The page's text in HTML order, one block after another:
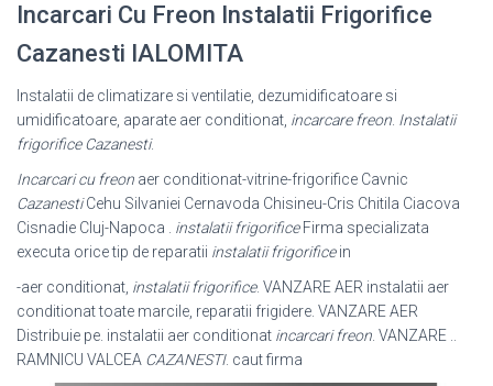
Incarcari Cu Freon Instalatii Frigorifice
Cazanesti IALOMITA
Instalatii de climatizare si ventilatie, dezumidificatoare si
umidificatoare, aparate aer conditionat, incarcare freon. Instalatii
frigorifice Cazanesti.
Incarcari cu freon aer conditionat-vitrine-frigorifice Cavnic
CazanestiCehu Silvaniei Cernavoda Chisineu-Cris Chitila Ciacova
Cisnadie Cluj-Napoca . instalatii frigorificeFirma specializata
executa orice tip de reparatii instalatii frigorificein
-aer conditionat, instalatii frigorifice. VANZARE AER instalatii aer
conditionat toate marcile, reparatii frigidere. VANZARE AER
Distribuie pe. instalatii aer conditionat incarcari freon. VANZARE ..
RAMNICU VALCEA CAZANESTI. caut firma